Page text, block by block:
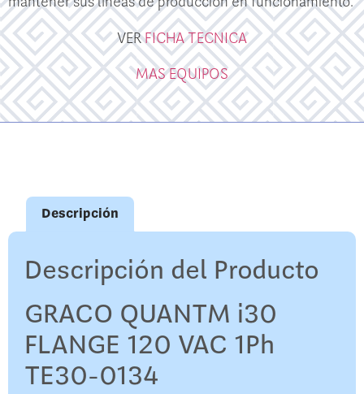
VERFICHA TECNICA
MAS EQUIPOS
Descripción
Descripción del Producto
GRACO QUANTM i30
FLANGE 120 VAC 1Ph
TE30-0134